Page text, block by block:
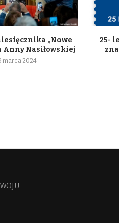
„Nowe
Anny Nasiłowskiej
marca 2024
25-